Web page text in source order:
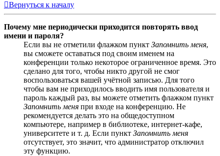
Вернуться к началу
Почему мне периодически приходится повторять ввод
имени и пароля?
Если вы не отметили флажком пункт Запомнить меня,
вы сможете оставаться под своим именем на
конференции только некоторое ограниченное время. Это
сделано для того, чтобы никто другой не смог
воспользоваться вашей учётной записью. Для того
чтобы вам не приходилось вводить имя пользователя и
пароль каждый раз, вы можете отметить флажком пункт
Запомнить меня при входе на конференцию. Не
рекомендуется делать это на общедоступном
компьютере, например в библиотеке, интернет-кафе,
университете и т. д. Если пункт Запомнить меня
отсутствует, это значит, что администратор отключил
эту функцию.